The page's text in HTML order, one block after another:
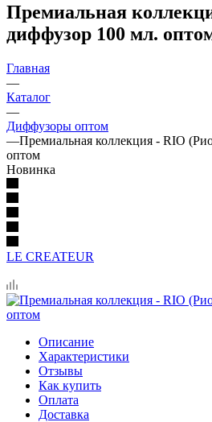
Премиальная
диффузор 100 мл.
Главная
—
Каталог
—
Диффузоры оптом
—Премиальная коллекция - RIO
оптом
Новинка
LE CREATEUR
Описание
Характеристики
Отзывы
Как купить
Оплата
Доставка